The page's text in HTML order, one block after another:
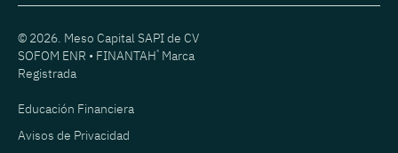
© 2026. Meso Capital SAPI de CV
SOFOM ENR • FINANTAH® Marca
Registrada
Educación Financiera
Avisos de Privacidad